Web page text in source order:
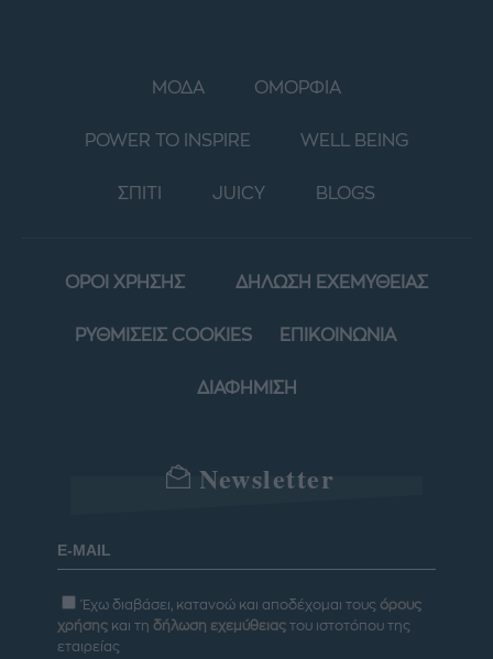
ΜΟΔΑ ΟΜΟΡΦΙΑ
POWER TO INSPIRE WELL BEING
ΣΠΙΤΙ JUICY BLOGS
ΟΡΟΙ ΧΡΗΣΗΣ ΔΗΛΩΣΗ ΕΧΕΜΥΘΕΙΑΣ
ΡΥΘΜΙΣΕΙΣ COOKIES ΕΠΙΚΟΙΝΩΝΙΑ
ΔΙΑΦΗΜΙΣΗ
Newsletter
Έχω διαβάσει, κατανοώ και αποδέχομαι τους όρους
χρήσης και τη δήλωση εχεμύθειας του ιστοτόπου της
εταιρείας